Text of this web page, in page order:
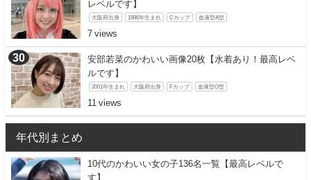
レベルです】
大阪府出身 1996年生まれ Cカップ 血液型A型
7
安部若菜のかわいい画像20枚【水着あり！最高レベ
ルです】
2001年生まれ 大阪府出身 Fカップ 血液型O型
11
年代別まとめ
10代のかわいい女の子136名一覧【最高レベルで
す】